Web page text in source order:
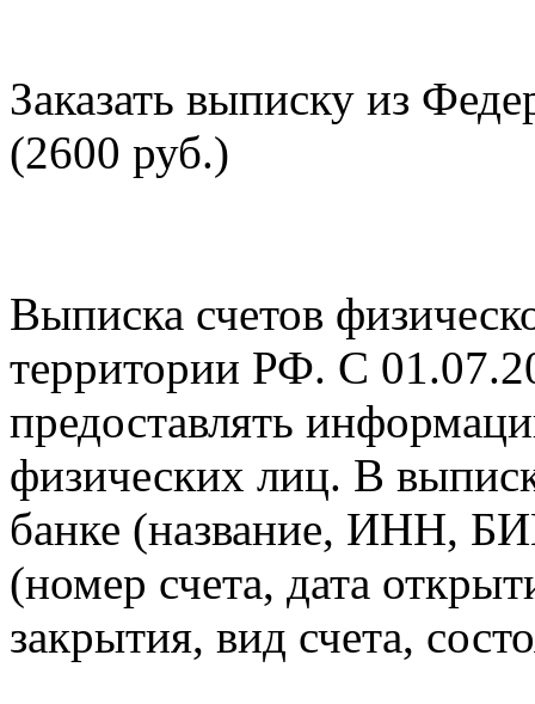
Заказать выписку из
(2600 руб.)
Выписка счетов
территории РФ. С
предоставлять
физических лиц. В
банке (название, ИНН,
(номер счета, дата
закрытия, вид счета,